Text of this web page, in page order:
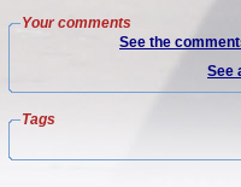
Your comments
See the
See
Tags